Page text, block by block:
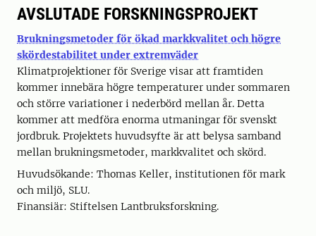
AVSLUTADE FORSKNINGSPROJEKT
Brukningsmetoder för ökad markkvalitet och högre
skördestabilitet under extremväder
Klimatprojektioner för Sverige visar att framtiden
kommer innebära högre temperaturer under sommaren
och större variationer i nederbörd mellan år. Detta
kommer att medföra enorma utmaningar för svenskt
jordbruk. Projektets huvudsyfte är att belysa samband
mellan brukningsmetoder, markkvalitet och skörd.
Huvudsökande: Thomas Keller, institutionen för mark
och miljö, SLU.
Finansiär: Stiftelsen Lantbruksforskning.